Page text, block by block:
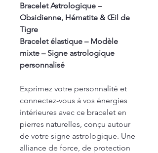
Bracelet Astrologique –
Obsidienne, Hématite & Œil de
Tigre
Bracelet élastique – Modèle
mixte – Signe astrologique
personnalisé
Exprimez votre personnalité et
connectez-vous à vos énergies
intérieures avec ce bracelet en
pierres naturelles, conçu autour
de votre signe astrologique. Une
alliance de force, de protection